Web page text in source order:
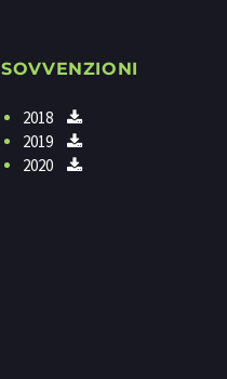
SOVVENZIONI
2018
2019
2020